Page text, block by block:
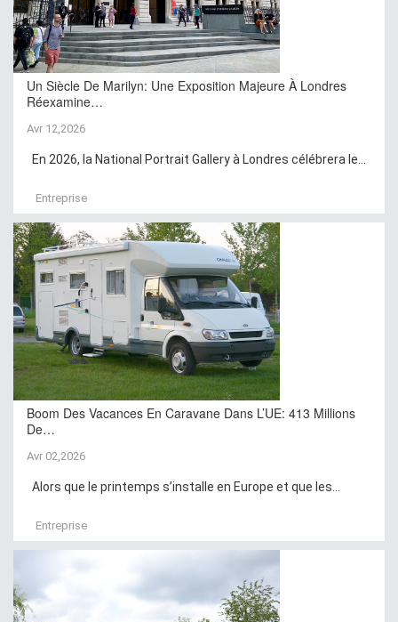
Un Siècle De Marilyn: Une Exposition Majeure À Londres
Réexamine…
Avr 12,2026
En 2026, la National Portrait Gallery à Londres célébrera le...
Entreprise
Boom Des Vacances En Caravane Dans L’UE: 413 Millions
De…
Avr 02,2026
Alors que le printemps s’installe en Europe et que les...
Entreprise